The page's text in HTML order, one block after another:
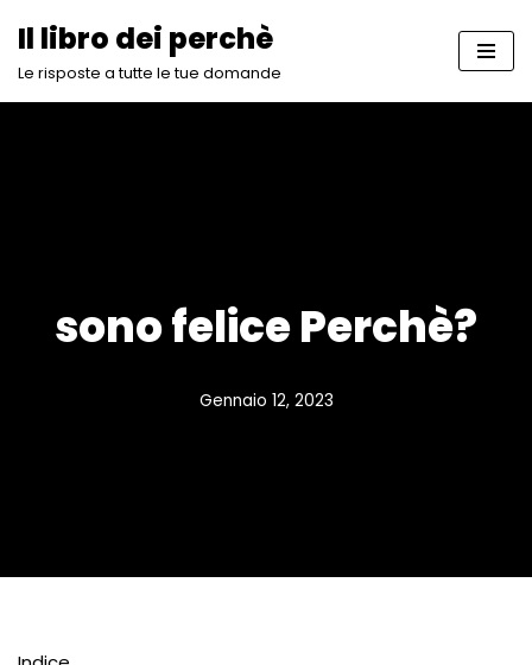
Vai
Il libro dei perchè
Le risposte a tutte le tue domande
sono felice Perchè?
Gennaio 12, 2023